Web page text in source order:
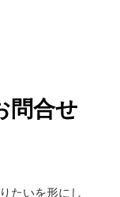
問合せ
たいを形にし